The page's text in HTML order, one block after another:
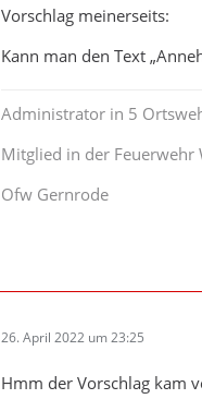
Vorschlag meinerseits:
Kann man den Text
Administrator in 5
Mitglied in der
Ofw Gernrode
26. April 2022 um 23:25
Hmm der Vorschlag kam